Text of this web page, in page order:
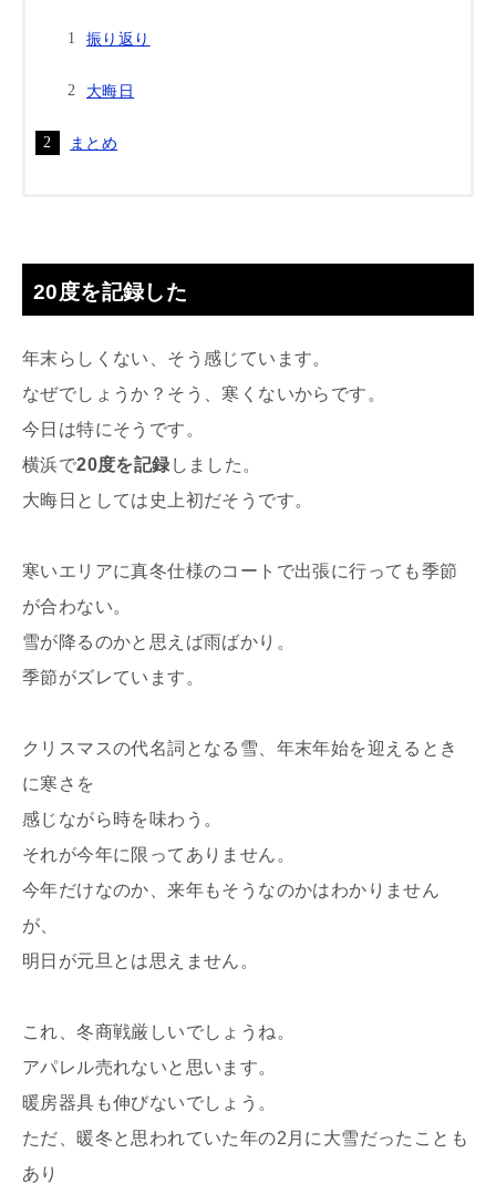
振り返り
大晦日
まとめ
20度を記録した
年末らしくない、そう感じています。
なぜでしょうか？そう、寒くないからです。
今日は特にそうです。
横浜で20度を記録 しました。
大晦日としては史上初だそうです。
寒いエリアに真冬仕様のコートで出張に行っても季節
が合わない。
雪が降るのかと思えば雨ばかり。
季節がズレています。
クリスマスの代名詞となる雪、年末年始を迎えるとき
に寒さを
感じながら時を味わう。
それが今年に限ってありません。
今年だけなのか、来年もそうなのかはわかりません
が、
明日が元旦とは思えません。
これ、冬商戦厳しいでしょうね。
アパレル売れないと思います。
暖房器具も伸びないでしょう。
ただ、暖冬と思われていた年の2月に大雪だったことも
あり